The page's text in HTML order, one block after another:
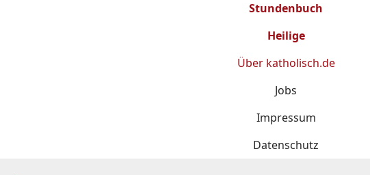
Stundenbuch
Heilige
Über katholisch.de
Jobs
Impressum
Datenschutz